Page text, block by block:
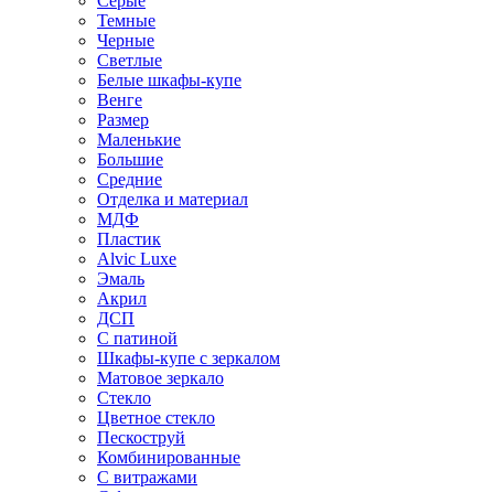
Темные
Черные
Светлые
Белые шкафы-купе
Венге
Размер
Маленькие
Большие
Средние
Отделка и материал
МДФ
Пластик
Alvic Luxe
Эмаль
Акрил
ДСП
С патиной
Шкафы-купе с зеркалом
Матовое зеркало
Стекло
Цветное стекло
Пескоструй
Комбинированные
С витражами